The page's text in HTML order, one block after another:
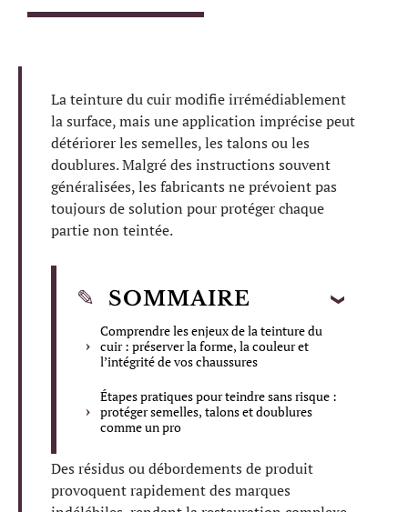
La teinture du cuir modifie irrémédiablement
la surface, mais une application imprécise peut
détériorer les semelles, les talons ou les
doublures. Malgré des instructions souvent
généralisées, les fabricants ne prévoient pas
toujours de solution pour protéger chaque
partie non teintée.
SOMMAIRE
Comprendre les enjeux de la teinture du
cuir : préserver la forme, la couleur et
l’intégrité de vos chaussures
Étapes pratiques pour teindre sans risque :
protéger semelles, talons et doublures
comme un pro
Des résidus ou débordements de produit
provoquent rapidement des marques